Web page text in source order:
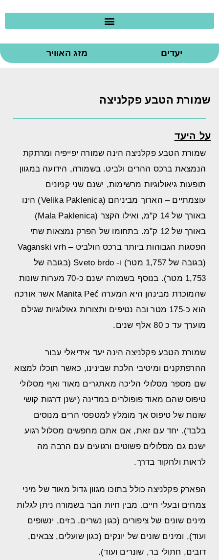
יעדים מזג האוויר
שמורת הטבע פקלניצה
על היעד
שמורת הטבע פקלניצה הינה שמורה יפייפיה ומרתקת
הנמצאת ברכס ההרים ולביט. בשמורה, הידועה במגוון
תופעות גיאולוגיות מרשימות, ישנם שני קניונים
עוצמתיים – הארוך מביניהם (Velika Paklenica) הינו
באורך של 14 ק"מ, ואילו הקצר (Mala Paklenica)
באורך של 12 ק"מ. בתחומו של הפרק נמצאות שתי
הפסגות הגבוהות ביותר ברכס הולביט – Vaganski vrh
(בגובה של 1,757 מטר) ו- Sveto brdo (בגובה של
1,753 מטר). בנוסף בשמורה ישנם כ-70 מערות שונות
שהמוכרת מבינהן היא המערה Manita Peć אשר אורכה
הוא כ-175 מטר ובה נטיפים ותצורות גאולוגיות שגילם
מוערך עד כ 80 אלף שנים.
שמורת הטבע פקלניצה הינה יעד אידיאלי עבור
ההרפתקנים ומיטיבי הלכת שבינינו, כאשר תוכלו למצוא
שם מספר מסלולי הליכה מאתגרים מאוד ואף מסלולי
טיפוס שהם מאוד פופולרים במדינה (ישנן דרגות קושי
שונות של טיפוס אך מומלץ למטפסי הרים מנוסים
בלבד). יחד עם זאת, אם אתם מחפשים מסלול רגוע
ישנם גם מסלולים פשוטים ורגועים עם הרבה מה
לראות ולחקור בדרך.
הפארק פקלניצה כולל בתוכו מגוון גדול מאוד של מיני
צמחים ובעלי חיים. מבין חיות הבר בשמורה ניתן לגלות
מינים שונים של ציפורים (כגון נשרים, בזים, ינשופים
ועוד), ומינים שונים של יונקים (כגון שועלים, צבאים,
דובים, חתולי בר, שונרים ועוד).